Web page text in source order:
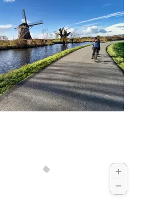
oder einfach nur
Langweilig wird Ihnen in
bestimmt nicht.